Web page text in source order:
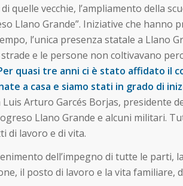
vecchie, l’ampliamento della
Llano Grande”. Iniziative che
l’unica presenza statale a Llano
e le persone non coltivavano
quasi tre anni ci è stato affidato il
a casa e siamo stati in grado di
Arturo Garcés Borjas, presidente
Llano Grande e alcuni militari.
di lavoro e di vita.
dell’impegno di tutte le parti,
il posto di lavoro e la vita